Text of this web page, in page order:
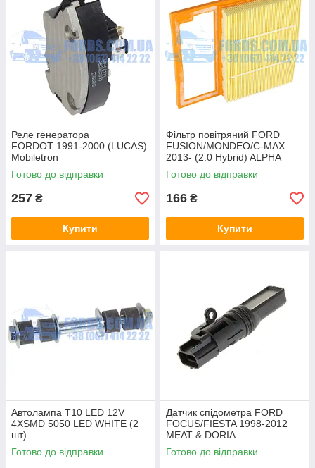
Реле генератора
FORDOT 1991-2000 (LUCAS)
Mobiletron
Готово до відправки
257 ₴
Купити
Фільтр повітряний FORD
FUSION/MONDEO/C-MAX
2013- (2.0 Hybrid) ALPHA
FILTER
Готово до відправки
166 ₴
Купити
Автолампа T10 LED 12V
4XSMD 5050 LED WHITE (2
шт)
Готово до відправки
Датчик спідометра FORD
FOCUS/FIESTA 1998-2012
MEAT & DORIA
Готово до відправки